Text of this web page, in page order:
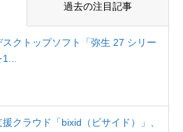
過去の注目記事
スクトップソフト「弥生 27 シリー
1...
クラウド「bixid（ビサイド）」、